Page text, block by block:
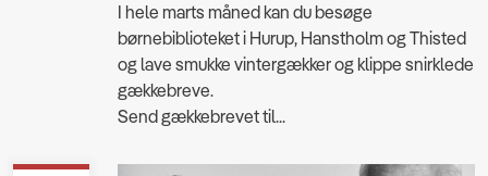
I hele marts måned kan du besøge
børnebiblioteket i Hurup, Hanstholm og Thisted
og lave smukke vintergækker og klippe snirklede
gækkebreve.
Send gækkebrevet til...